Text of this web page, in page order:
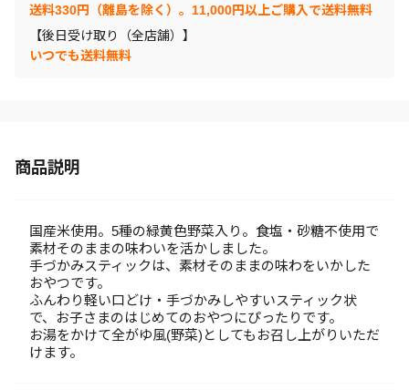
送料330円（離島を除く）。11,000円以上ご購入で送料無料
【後日受け取り（全店舗）】
いつでも送料無料
商品説明
国産米使用。5種の緑黄色野菜入り。食塩・砂糖不使用で
素材そのままの味わいを活かしました。
手づかみスティックは、素材そのままの味わをいかした
おやつです。
ふんわり軽い口どけ・手づかみしやすいスティック状
で、お子さまのはじめてのおやつにぴったりです。
お湯をかけて全がゆ風(野菜)としてもお召し上がりいただ
けます。